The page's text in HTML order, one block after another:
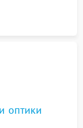
моторов на
оптики